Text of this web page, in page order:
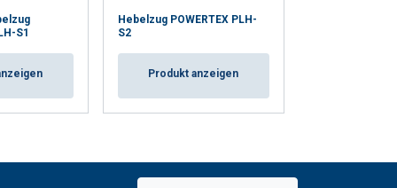
S1
Hebelzug POWERTEX PLH-
S2
Produkt anzeigen